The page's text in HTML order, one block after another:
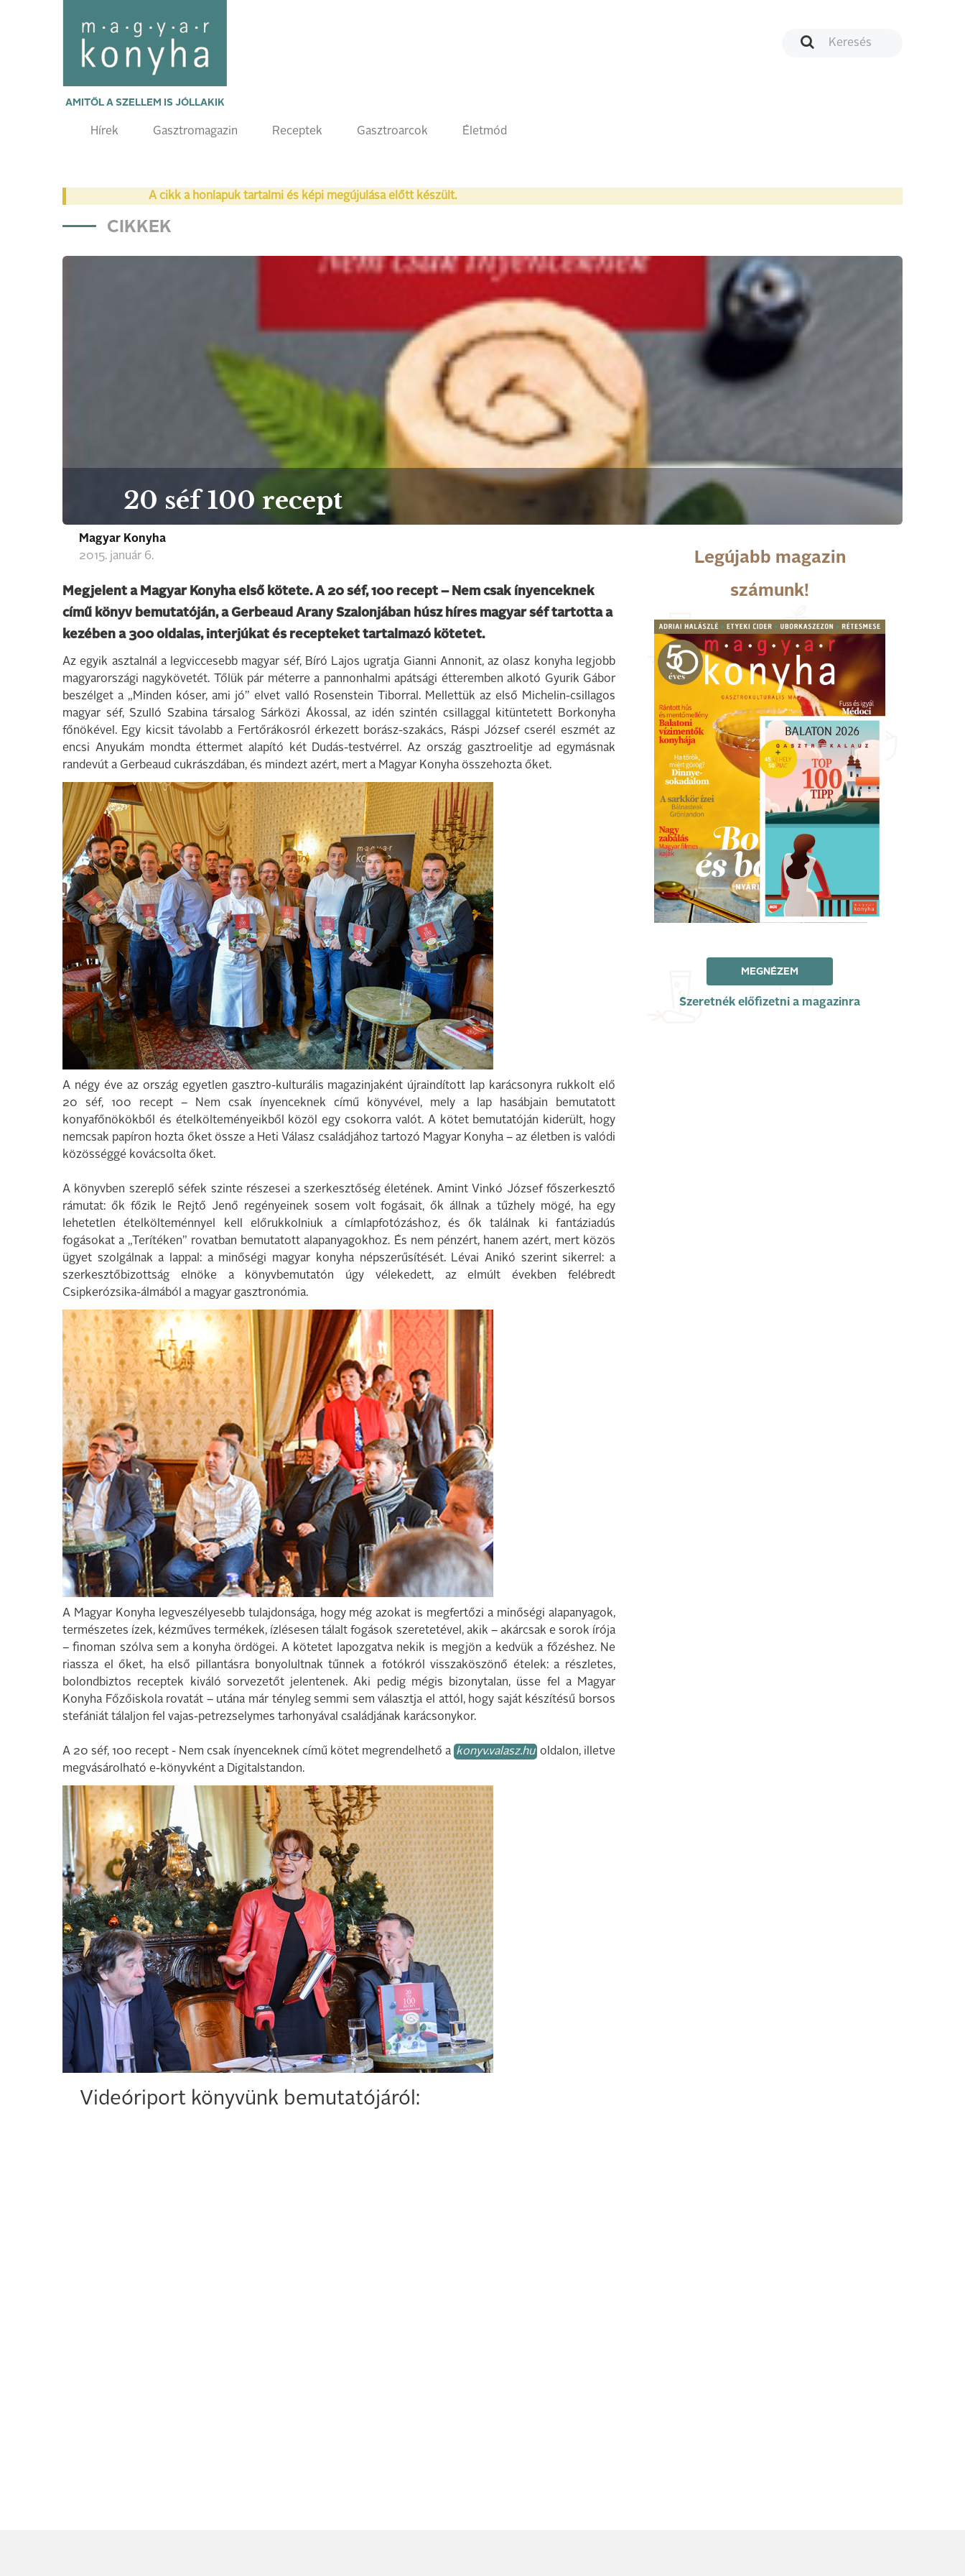
AMITŐL A SZELLEM IS JÓLLAKIK
Hírek Gasztromagazin Receptek Gasztroarcok Életmód
A cikk a honlapuk tartalmi és képi megújulása előtt készült.
CIKKEK
20 séf 100 recept
Magyar Konyha
2015. január 6.
Megjelent a Magyar Konyha első kötete. A 20 séf, 100 recept – Nem csak ínyenceknek
című könyv bemutatóján, a Gerbeaud Arany Szalonjában húsz híres magyar séf tartotta a
kezében a 300 oldalas, interjúkat és recepteket tartalmazó kötetet.
Az egyik asztalnál a legviccesebb magyar séf, Bíró Lajos ugratja Gianni Annonit, az olasz konyha legjobb
magyarországi nagykövetét. Tőlük pár méterre a pannonhalmi apátsági étteremben alkotó Gyurik Gábor
beszélget a „Minden kóser, ami jó” elvet valló Rosenstein Tiborral. Mellettük az első Michelin-csillagos
magyar séf, Szulló Szabina társalog Sárközi Ákossal, az idén szintén csillaggal kitüntetett Borkonyha
főnökével. Egy kicsit távolabb a Fertőrákosról érkezett borász-szakács, Ráspi József cserél eszmét az
encsi Anyukám mondta éttermet alapító két Dudás-testvérrel. Az ország gasztroelitje ad egymásnak
randevút a Gerbeaud cukrászdában, és mindezt azért, mert a Magyar Konyha összehozta őket.
A négy éve az ország egyetlen gasztro-kulturális magazinjaként újraindított lap karácsonyra rukkolt elő
20 séf, 100 recept – Nem csak ínyenceknek című könyvével, mely a lap hasábjain bemutatott
konyafőnökökből és ételkölteményeikből közöl egy csokorra valót. A kötet bemutatóján kiderült, hogy
nemcsak papíron hozta őket össze a Heti Válasz családjához tartozó Magyar Konyha – az életben is valódi
közösséggé kovácsolta őket.
A könyvben szereplő séfek szinte részesei a szerkesztőség életének. Amint Vinkó József főszerkesztő
rámutat: ők főzik le Rejtő Jenő regényeinek sosem volt fogásait, ők állnak a tűzhely mögé, ha egy
lehetetlen ételkölteménnyel kell előrukkolniuk a címlapfotózáshoz, és ők találnak ki fantáziadús
fogásokat a „Terítéken” rovatban bemutatott alapanyagokhoz. És nem pénzért, hanem azért, mert közös
ügyet szolgálnak a lappal: a minőségi magyar konyha népszerűsítését. Lévai Anikó szerint sikerrel: a
szerkesztőbizottság elnöke a könyvbemutatón úgy vélekedett, az elmúlt években felébredt
Csipkerózsika-álmából a magyar gasztronómia.
A Magyar Konyha legveszélyesebb tulajdonsága, hogy még azokat is megfertőzi a minőségi alapanyagok,
természetes ízek, kézműves termékek, ízlésesen tálalt fogások szeretetével, akik – akárcsak e sorok írója
– finoman szólva sem a konyha ördögei. A kötetet lapozgatva nekik is megjön a kedvük a főzéshez. Ne
riassza el őket, ha első pillantásra bonyolultnak tűnnek a fotókról visszaköszönő ételek: a részletes,
bolondbiztos receptek kiváló sorvezetőt jelentenek. Aki pedig mégis bizonytalan, üsse fel a Magyar
Konyha Főzőiskola rovatát – utána már tényleg semmi sem választja el attól, hogy saját készítésű borsos
stefániát tálaljon fel vajas-petrezselymes tarhonyával családjának karácsonykor.
A 20 séf, 100 recept - Nem csak ínyenceknek című kötet megrendelhető a konyv.valasz.hu oldalon, illetve
megvásárolható e-könyvként a Digitalstandon.
Videóriport könyvünk bemutatójáról:
Legújabb magazin
számunk!
MEGNÉZEM
Szeretnék előfizetni a magazinra